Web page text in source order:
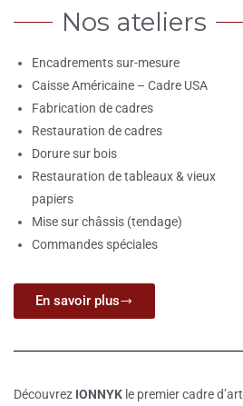
Nos ateliers
Encadrements sur-mesure
Caisse Américaine – Cadre USA
Fabrication de cadres
Restauration de cadres
Dorure sur bois
Restauration de tableaux & vieux
papiers
Mise sur châssis (tendage)
Commandes spéciales
En savoir plus
Découvrez IONNYK le premier cadre d’art